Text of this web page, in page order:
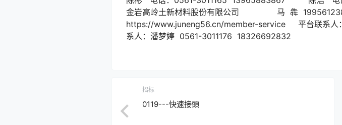
金岩高岭土新材料股份有限公司 马 犇
https://www.juneng56.cn/member-service 平台联系
系人：潘梦婷 0561-3011176 18326692832
招标
0119---快速接頭